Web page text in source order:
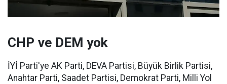
CHP ve DEM yok
İYİ Parti'ye AK Parti, DEVA Partisi, Büyük Birlik Partisi,
Anahtar Parti, Saadet Partisi, Demokrat Parti, Milli Yol